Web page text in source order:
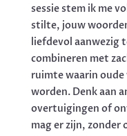
sessie stem ik me
stilte, jouw
liefdevol aanwezig
combineren met
ruimte waarin oude
worden. Denk aan
overtuigingen of
mag er zijn, zonder